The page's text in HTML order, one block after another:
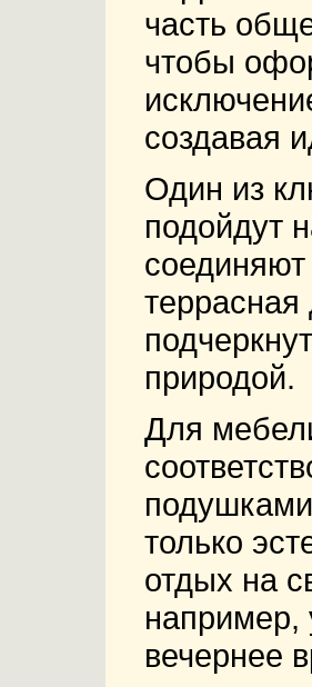
часть
чтобы
создавая
Один из
подойдут
природой.
Для
только
отдых на
например,
вечернее